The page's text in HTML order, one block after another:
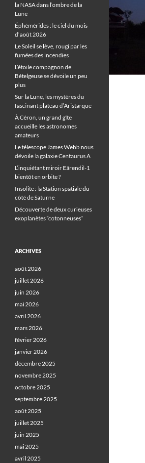
la NASA dans l’ombre de la
Lune
Éphémérides : le ciel du mois
d’août 2026
Le Soleil se lève, rougi par les
fumées des incendies
L’étoile compagnon de
Bételgeuse se dévoile un peu
plus
Sur la Lune, les mystères du
fascinant plateau d’Aristarque
À Céron, un grand gîte
accueille les astronomes
amateurs
Le télescope James Webb nous
dévoile la galaxie Centaurus A
L’inquiétant miroir Eärendil-1
bientôt en orbite ?
Insolite : la Station spatiale du
côté de Saturne
Découverte de deux curieuses
exoplanètes “cotonneuses”
ARCHIVES
août 2026
juillet 2026
juin 2026
mai 2026
avril 2026
mars 2026
février 2026
janvier 2026
décembre 2025
novembre 2025
octobre 2025
septembre 2025
août 2025
juillet 2025
juin 2025
mai 2025
avril 2025